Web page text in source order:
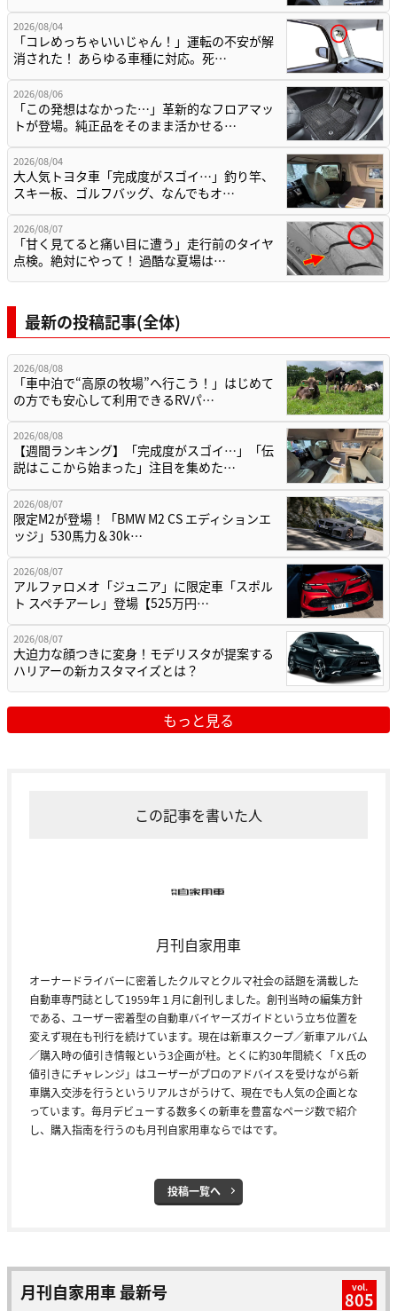
2026/08/04
「コレめっちゃいいじゃん！」運転の不安が解
消された！ あらゆる車種に対応。死…
2026/08/06
「この発想はなかった…」革新的なフロアマッ
トが登場。純正品をそのまま活かせる…
2026/08/04
大人気トヨタ車「完成度がスゴイ…」釣り竿、
スキー板、ゴルフバッグ、なんでもオ…
2026/08/07
「甘く見てると痛い目に遭う」走行前のタイヤ
点検。絶対にやって！ 過酷な夏場は…
最新の投稿記事(全体)
2026/08/08
「車中泊で“高原の牧場”へ行こう！」はじめて
の方でも安心して利用できるRVパ…
2026/08/08
【週間ランキング】「完成度がスゴイ…」「伝
説はここから始まった」注目を集めた…
2026/08/07
限定M2が登場！「BMW M2 CS エディションエ
ッジ」530馬力＆30k…
2026/08/07
アルファロメオ「ジュニア」に限定車「スポル
ト スペチアーレ」登場【525万円…
2026/08/07
大迫力な顔つきに変身！モデリスタが提案する
ハリアーの新カスタマイズとは？
もっと見る
この記事を書いた人
月刊自家用車
オーナードライバーに密着したクルマとクルマ社会の話題を満載した
自動車専門誌として1959年１月に創刊しました。創刊当時の編集方針
である、ユーザー密着型の自動車バイヤーズガイドという立ち位置を
変えず現在も刊行を続けています。現在は新車スクープ／新車アルバム
／購入時の値引き情報という3企画が柱。とくに約30年間続く「Ｘ氏の
値引きにチャレンジ」はユーザーがプロのアドバイスを受けながら新
車購入交渉を行うというリアルさがうけて、現在でも人気の企画とな
っています。毎月デビューする数多くの新車を豊富なページ数で紹介
し、購入指南を行うのも月刊自家用車ならではです。
投稿一覧へ
月刊自家用車 最新号 vol.
805